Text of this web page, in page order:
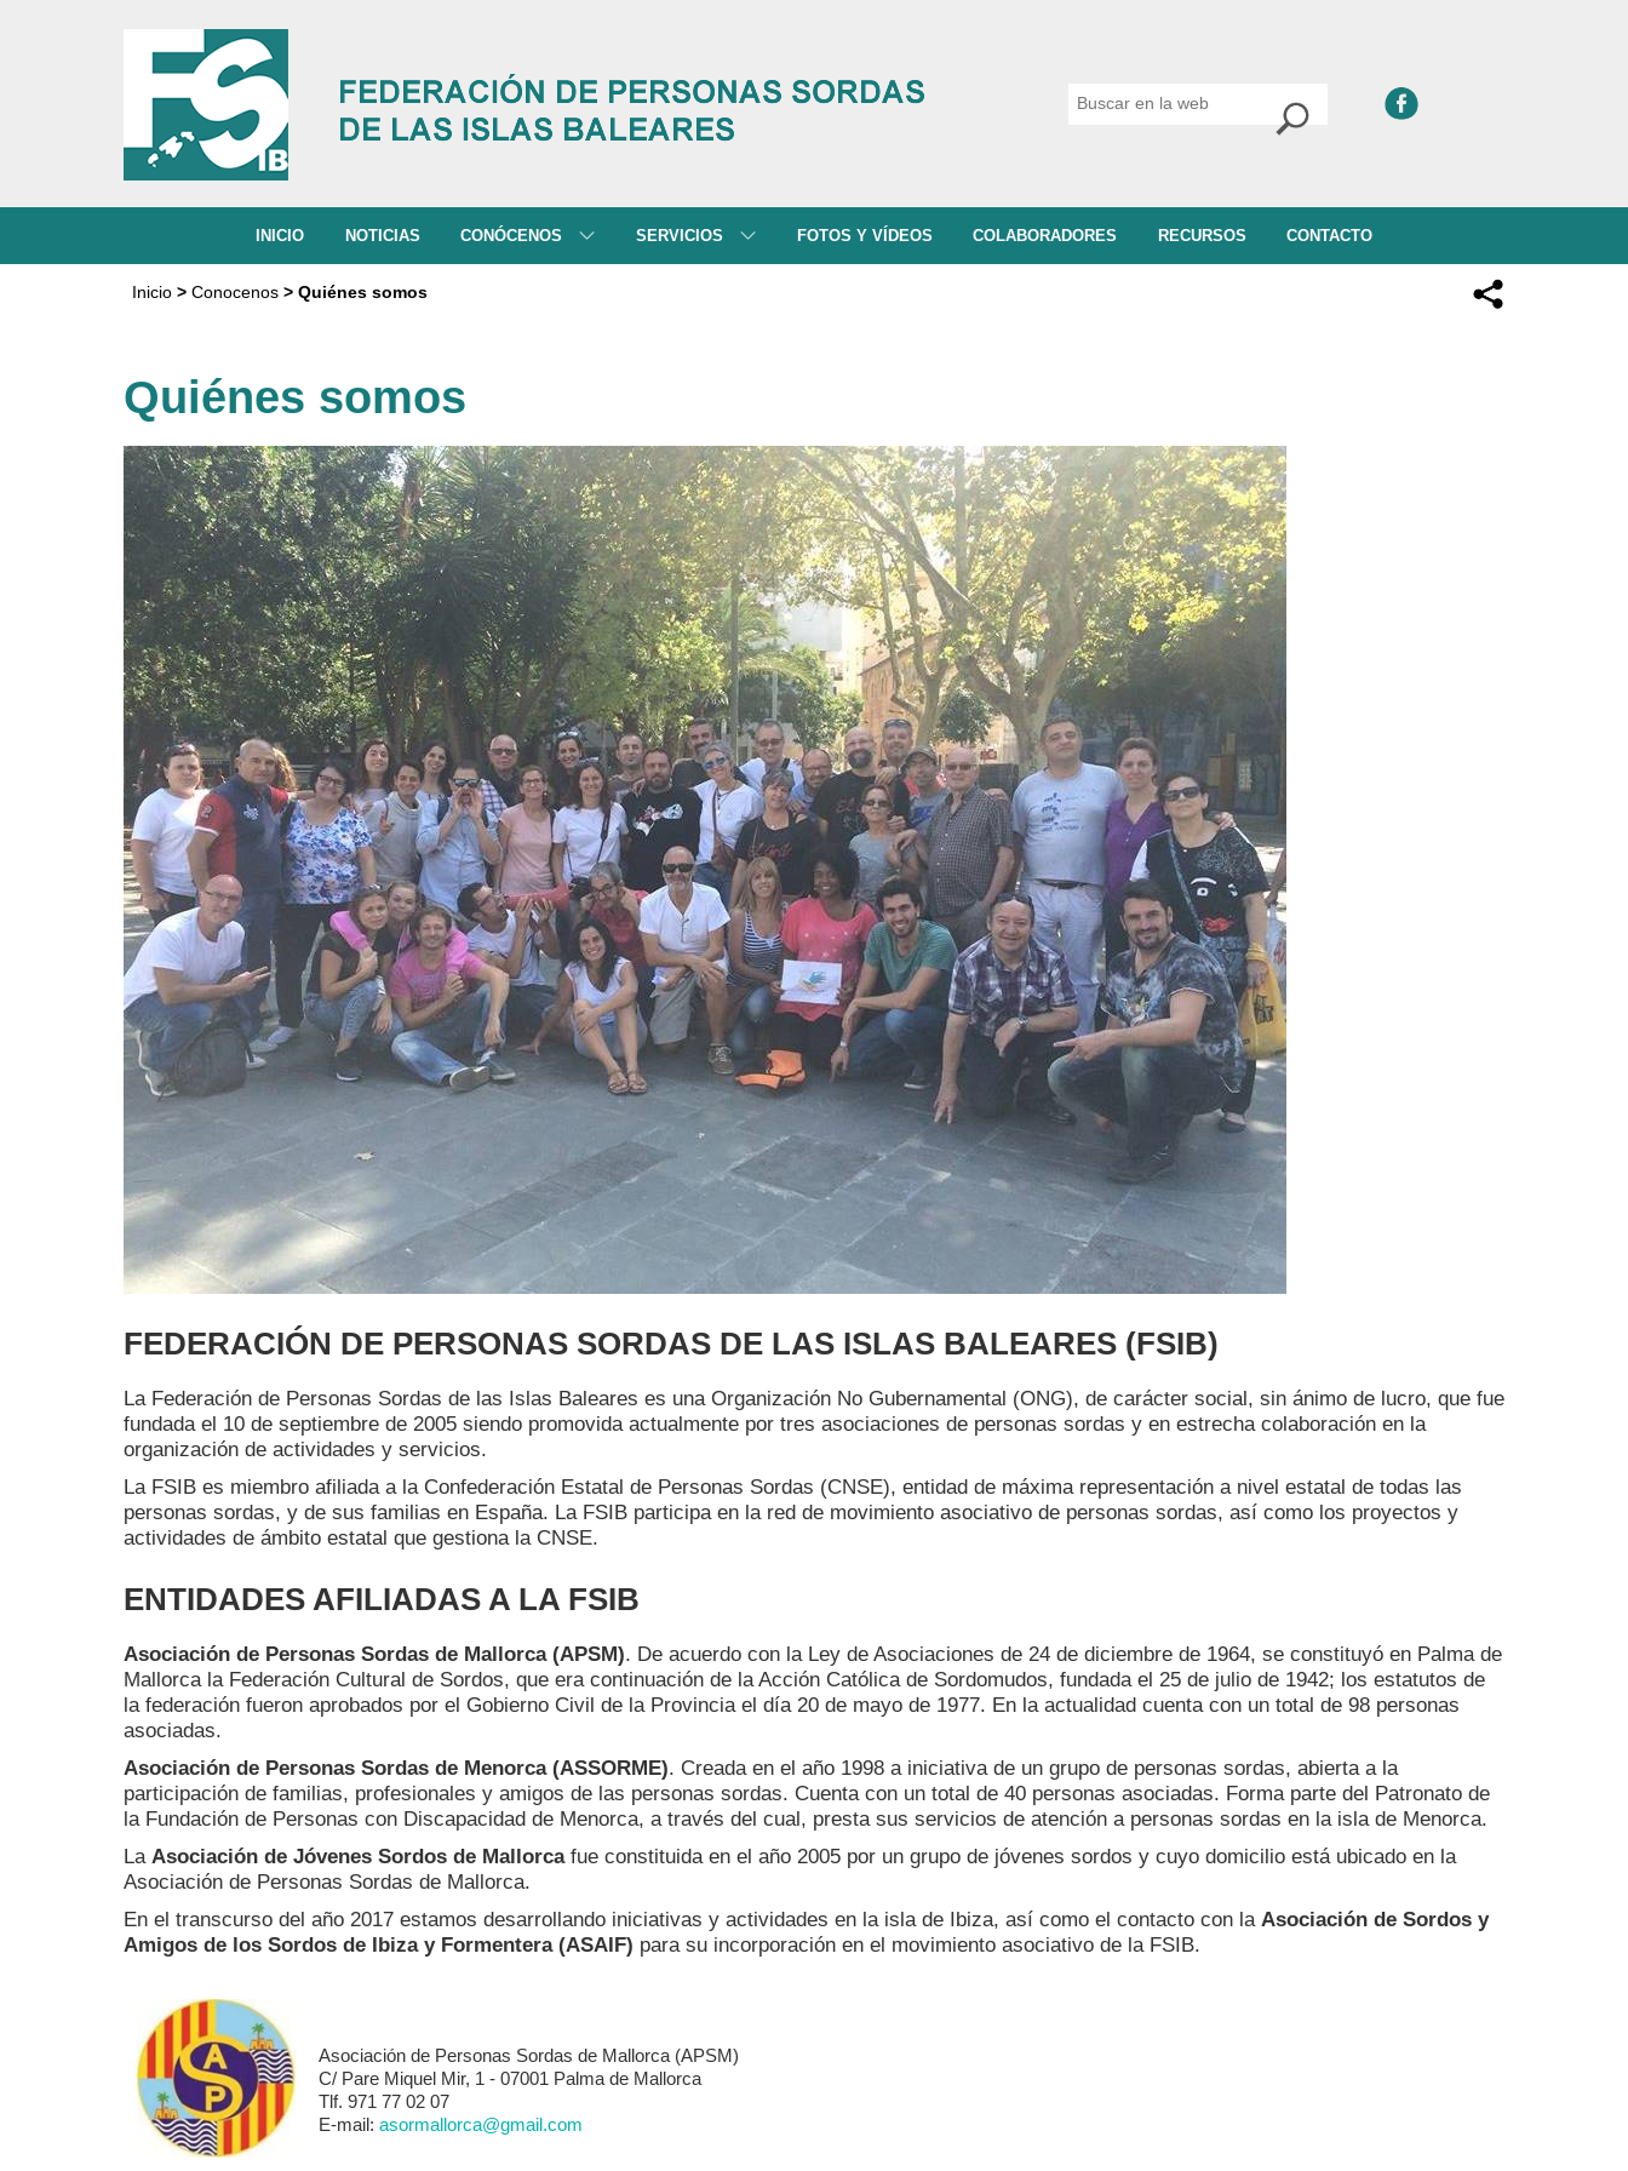
INICIO NOTICIAS CONÓCENOS
ACTIVIDADES
DOCUMENTACIÓN
SERVICIOS
FORMACIÓN Y EDUCACIÓN
FOTOS Y VÍDEOS COLABORADORES RECURSOS CONTACTO
Inicio> Conocenos> Quiénes somos
Quiénes somos
FEDERACIÓN DE PERSONAS SORDAS DE LAS ISLAS BALEARES (FSIB)
La Federación de Personas Sordas de las Islas Baleares es una Organización No Gubernamental (ONG), de carácter social, sin ánimo de lucro, que fue
fundada el 10 de septiembre de 2005 siendo promovida actualmente por tres asociaciones de personas sordas y en estrecha colaboración en la
organización de actividades y servicios.
La FSIB es miembro afiliada a la Confederación Estatal de Personas Sordas (CNSE), entidad de máxima representación a nivel estatal de todas las
personas sordas, y de sus familias en España. La FSIB participa en la red de movimiento asociativo de personas sordas, así como los proyectos y
actividades de ámbito estatal que gestiona la CNSE.
ENTIDADES AFILIADAS A LA FSIB
Asociación de Personas Sordas de Mallorca (APSM). De acuerdo con la Ley de Asociaciones de 24 de diciembre de 1964, se constituyó en Palma de
Mallorca la Federación Cultural de Sordos, que era continuación de la Acción Católica de Sordomudos, fundada el 25 de julio de 1942; los estatutos de
la federación fueron aprobados por el Gobierno Civil de la Provincia el día 20 de mayo de 1977. En la actualidad cuenta con un total de 98 personas
asociadas.
Asociación de Personas Sordas de Menorca (ASSORME). Creada en el año 1998 a iniciativa de un grupo de personas sordas, abierta a la
participación de familias, profesionales y amigos de las personas sordas. Cuenta con un total de 40 personas asociadas. Forma parte del Patronato de
la Fundación de Personas con Discapacidad de Menorca, a través del cual, presta sus servicios de atención a personas sordas en la isla de Menorca.
La Asociación de Jóvenes Sordos de Mallorcafue constituida en el año 2005 por un grupo de jóvenes sordos y cuyo domicilio está ubicado en la
Asociación de Personas Sordas de Mallorca.
En el transcurso del año 2017 estamos desarrollando iniciativas y actividades en la isla de Ibiza, así como el contacto con la Asociación de Sordos y
Amigos de los Sordos de Ibiza y Formentera (ASAIF) para su incorporación en el movimiento asociativo de la FSIB.
Asociación de Personas Sordas de Mallorca (APSM)
C/ Pare Miquel Mir, 1 - 07001 Palma de Mallorca
Tlf. 971 77 02 07
E-mail: asormallorca@gmail.com